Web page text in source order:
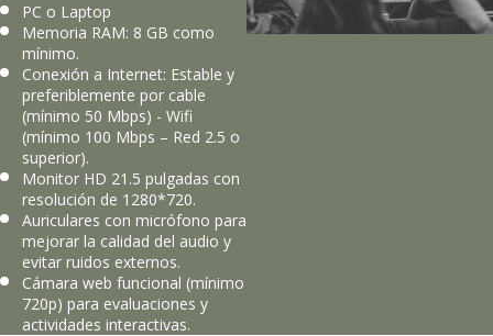
PC o Laptop
Memoria RAM: 8 GB como
mínimo.
Conexión a Internet: Estable y
preferiblemente por cable
(mínimo 50 Mbps) - Wifi
(mínimo 100 Mbps – Red 2.5 o
superior).
Monitor HD 21.5 pulgadas con
resolución de 1280*720.
Auriculares con micrófono para
mejorar la calidad del audio y
evitar ruidos externos.
Cámara web funcional (mínimo
720p) para evaluaciones y
actividades interactivas.